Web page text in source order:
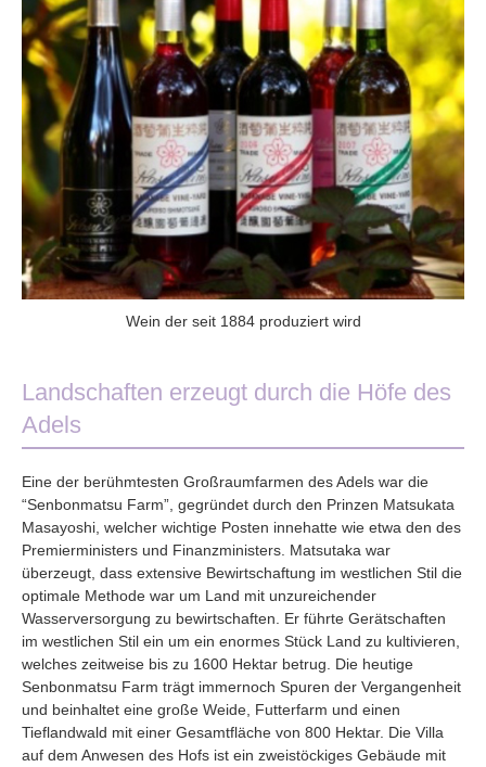
Wein der seit 1884 produziert wird
Landschaften erzeugt durch die Höfe des
Adels
Eine der berühmtesten Großraumfarmen des Adels war die
“Senbonmatsu Farm”, gegründet durch den Prinzen Matsukata
Masayoshi, welcher wichtige Posten innehatte wie etwa den des
Premierministers und Finanzministers. Matsutaka war
überzeugt, dass extensive Bewirtschaftung im westlichen Stil die
optimale Methode war um Land mit unzureichender
Wasserversorgung zu bewirtschaften. Er führte Gerätschaften
im westlichen Stil ein um ein enormes Stück Land zu kultivieren,
welches zeitweise bis zu 1600 Hektar betrug. Die heutige
Senbonmatsu Farm trägt immernoch Spuren der Vergangenheit
und beinhaltet eine große Weide, Futterfarm und einen
Tieflandwald mit einer Gesamtfläche von 800 Hektar. Die Villa
auf dem Anwesen des Hofs ist ein zweistöckiges Gebäude mit